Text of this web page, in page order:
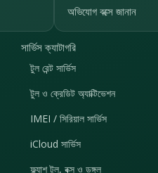
অভিযোগ বক্সে জানান
সার্ভিস ক্যাটাগরি
টুল রেন্ট সার্ভিস
টুল ও ক্রেডিট অ্যাক্টিভেশন
IMEI / সিরিয়াল সার্ভিস
iCloud সার্ভিস
ফ্ল্যাশ টুল, বক্স ও ডঙ্গল